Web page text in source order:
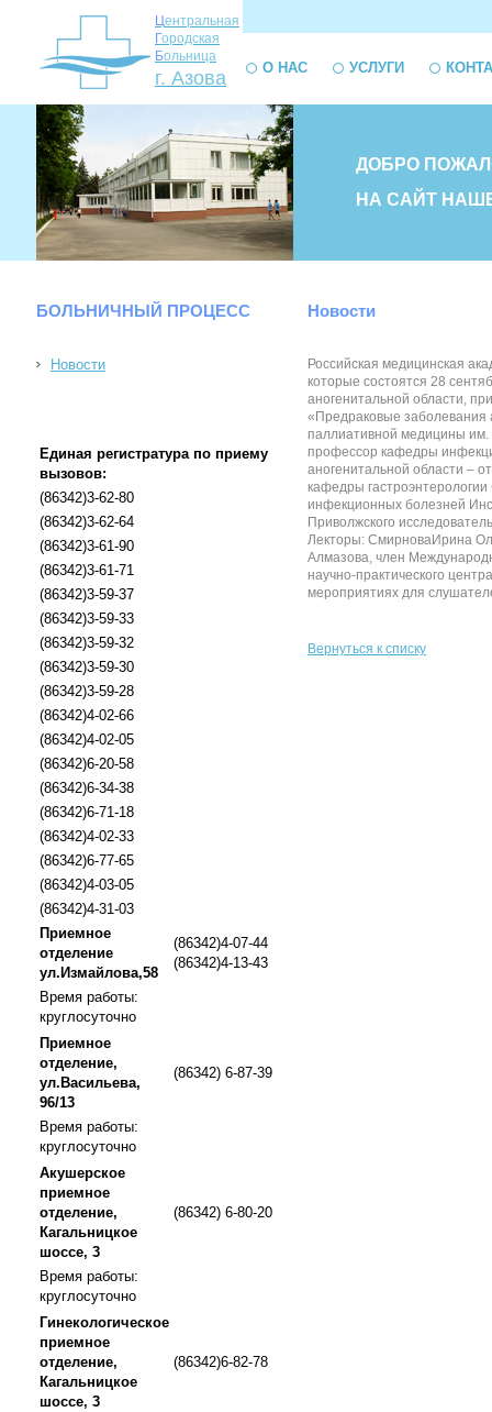
Центральная
Городская
Больница
г. Азова О НАС УСЛУГИ
ДОБРО
НА САЙТ
БОЛЬНИЧНЫЙ ПРОЦЕСС
Новости
Единая регистратура по приему
вызовов:
(86342)3-62-80
(86342)3-62-64
(86342)3-61-90
(86342)3-61-71
(86342)3-59-37
(86342)3-59-33
(86342)3-59-32
(86342)3-59-30
(86342)3-59-28
(86342)4-02-66
(86342)4-02-05
(86342)6-20-58
(86342)6-34-38
(86342)6-71-18
(86342)4-02-33
(86342)6-77-65
(86342)4-03-05
(86342)4-31-03
Приемное
отделение
ул.Измайлова,58
(86342)4-07-44
(86342)4-13-43
Время работы:
круглосуточно
Приемное
отделение,
ул.Васильева,
96/13
(86342) 6-87-39
Время работы:
круглосуточно
Акушерское
приемное
отделение,
Кагальницкое
шоссе, 3
(86342) 6-80-20
Время работы:
круглосуточно
Гинекологическое
приемное
отделение,
Кагальницкое
шоссе, 3
(86342)6-82-78
Новости
Российская медицинская
которые состоятся 28
аногенитальной области,
«Предраковые заболевания
паллиативной медицины
профессор кафедры
аногенитальной области –
кафедры
инфекционных болезней
Приволжского
Лекторы: СмирноваИрина
Алмазова, член
научно-практического
мероприятиях для
Вернуться к списку